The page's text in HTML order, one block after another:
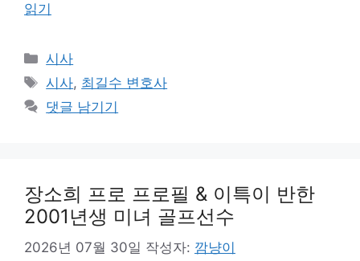
읽기
카
테
리
시사
태
그
시사, 최길수 변호사
댓글 남기기
장소희 프로 프로필 & 이특이 반한
2001년생 미녀 골프선수
2026년 07월 30일 작성자: 깜냥이